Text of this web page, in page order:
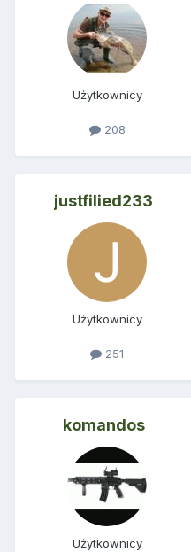
Użytkownicy
208
justfilied233
Użytkownicy
251
komandos
Użytkownicy